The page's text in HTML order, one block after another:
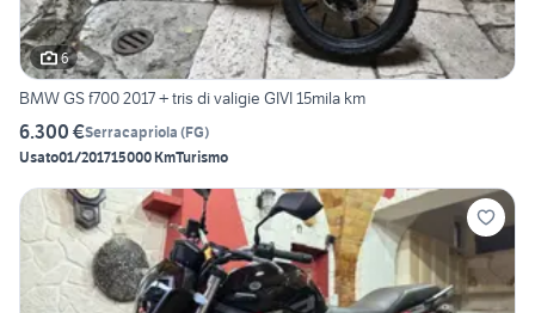
6
BMW GS f700 2017 + tris di valigie GIVI 15mila km
6.300 €Serracapriola (FG)
Usato01/201715000 KmTurismo